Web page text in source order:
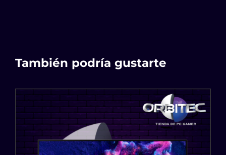
También podría gustarte